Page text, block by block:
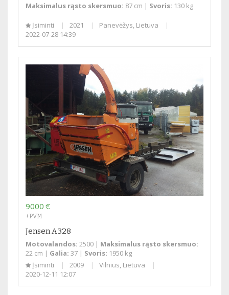
Maksimalus rąsto skersmuo: 87 cm | Svoris: 130 kg
Įsiminti 2021
Panevėžys, Lietuva
2022-07-28 14:39
9000 €
+PVM
Jensen A328
Motovalandos: 2500 | Maksimalus rąsto skersmuo:
22 cm | Galia: 37 | Svoris: 1950 kg
Įsiminti
2009
Vilnius, Lietuva
2020-12-11 12:07